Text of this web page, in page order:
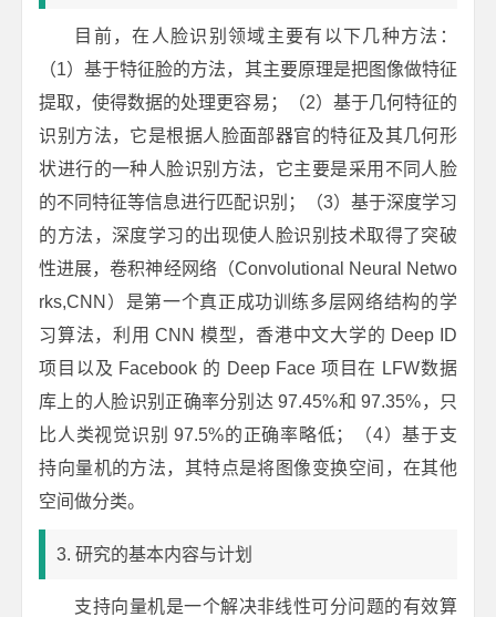
目前，在人脸识别领域主要有以下几种方法：
（1）基于特征脸的方法，其主要原理是把图像做特征
提取，使得数据的处理更容易；（2）基于几何特征的
识别方法，它是根据人脸面部器官的特征及其几何形
状进行的一种人脸识别方法，它主要是采用不同人脸
的不同特征等信息进行匹配识别；（3）基于深度学习
的方法，深度学习的出现使人脸识别技术取得了突破
性进展，卷积神经网络（Convolutional Neural Netwo
rks,CNN）是第一个真正成功训练多层网络结构的学
习算法，利用 CNN 模型，香港中文大学的 Deep ID
项目以及 Facebook 的 Deep Face 项目在 LFW数据
库上的人脸识别正确率分别达 97.45%和 97.35%，只
比人类视觉识别 97.5%的正确率略低；（4）基于支
持向量机的方法，其特点是将图像变换空间，在其他
空间做分类。
3. 研究的基本内容与计划
支持向量机是一个解决非线性可分问题的有效算